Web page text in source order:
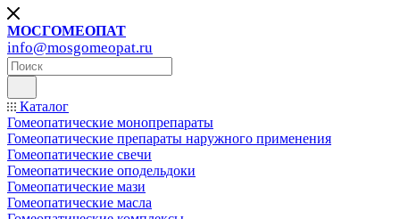
МОСГОМЕОПАТ
info@mosgomeopat.ru
Каталог
Гомеопатические монопрепараты
Гомеопатические препараты наружного применения
Гомеопатические свечи
Гомеопатические оподельдоки
Гомеопатические мази
Гомеопатические масла